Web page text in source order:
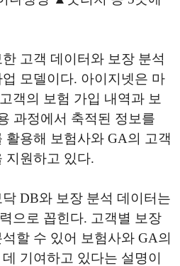
고객 데이터와 보장 분석
모델이다. 아이지넷은 마
객의 보험 가입 내역과 보
과정에서 축적된 정보를
활용해 보험사와 GA의 고객
지원하고 있다.
DB와 보장 분석 데이터는
으로 꼽힌다. 고객별 보장
할 수 있어 보험사와 GA의
기여하고 있다는 설명이